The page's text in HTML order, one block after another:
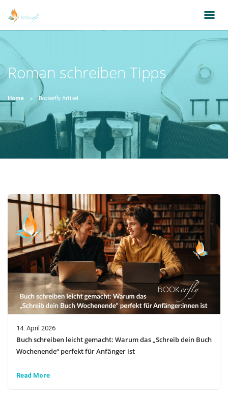
Roman schreiben Tipps
Home Bookerfly Artikel
14. April 2026
Buch schreiben leicht gemacht: Warum das „Schreib dein Buch
Wochenende“ perfekt für Anfänger ist
Read More